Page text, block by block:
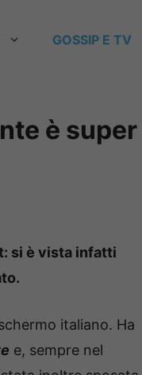
GOSSIP E TV
è super
si è vista infatti
italiano. Ha
e, sempre nel